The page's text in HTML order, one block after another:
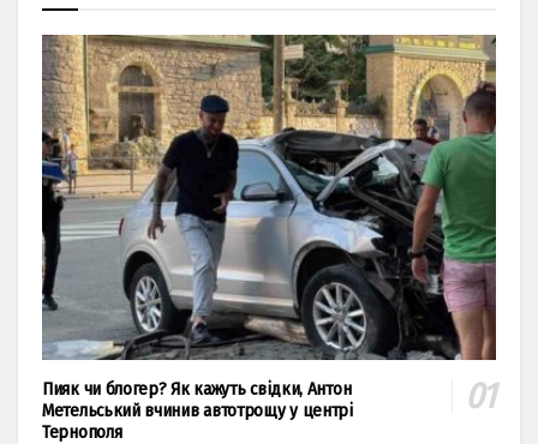
Пияк чи блогер? Як кажуть свідки, Антон
Метельський вчинив автотрощу у центрі
Тернополя